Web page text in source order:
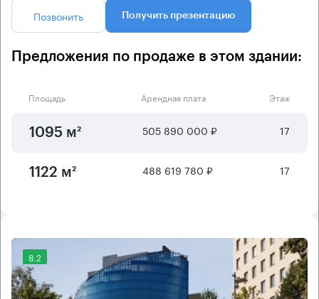
Позвонить Получить презентацию
Предложения по продаже в этом здании:
Площадь Арендная плата Этаж
1095 м² 505 890 000 ₽ 17
1122 м² 488 619 780 ₽ 17
8.2